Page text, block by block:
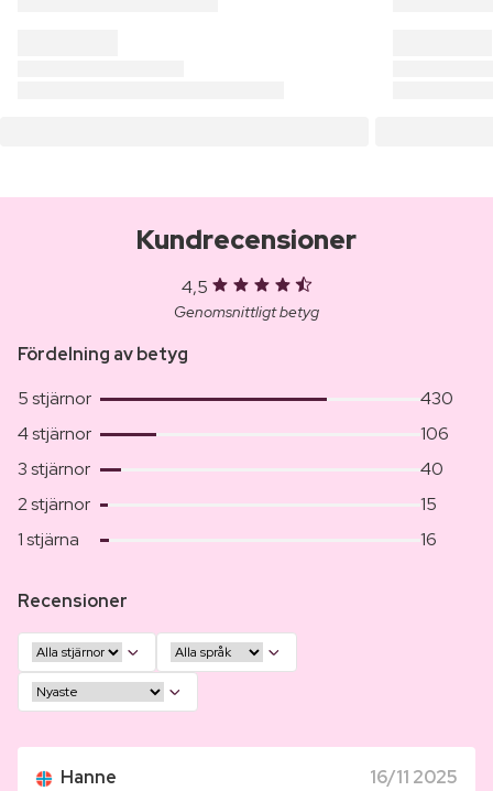
Kundrecensioner
4,5
Genomsnittligt betyg
Fördelning av betyg
5 stjärnor
430
4 stjärnor
106
3 stjärnor
40
2 stjärnor
15
1 stjärna
16
Recensioner
Hanne 16/11 2025